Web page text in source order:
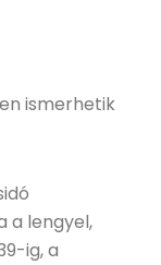
ismerhetik
a lengyel,
ig, a